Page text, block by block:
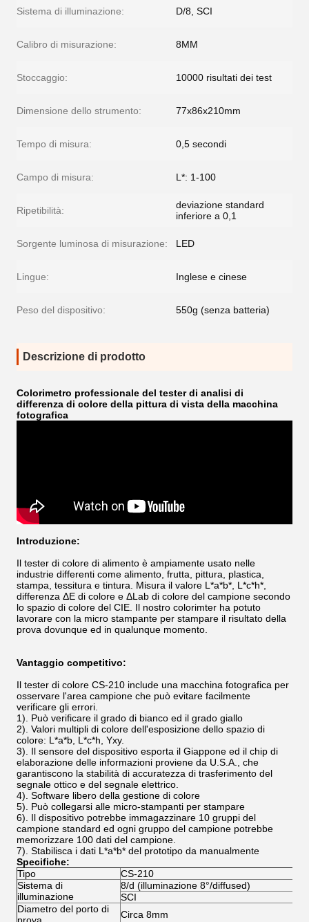
Sistema di illuminazione: D/8, SCI
Calibro di misurazione: 8MM
Stoccaggio: 10000 risultati dei test
Dimensione dello strumento: 77x86x210mm
Tempo di misura: 0,5 secondi
Campo di misura: L*: 1-100
Ripetibilità:
deviazione standard
inferiore a 0,1
Sorgente luminosa di misurazione: LED
Lingue: Inglese e cinese
Peso del dispositivo: 550g (senza batteria)
Descrizione di prodotto
Colorimetro professionale del tester di analisi di
differenza di colore della pittura di vista della macchina
fotografica
Introduzione:
Il tester di colore di alimento è ampiamente usato nelle
industrie differenti come alimento, frutta, pittura, plastica,
stampa, tessitura e tintura. Misura il valore L*a*b*, L*c*h*,
differenza ΔE di colore e ΔLab di colore del campione secondo
lo spazio di colore del CIE. Il nostro colorimter ha potuto
lavorare con la micro stampante per stampare il risultato della
prova dovunque ed in qualunque momento.
Vantaggio competitivo:
Il tester di colore CS-210 include una macchina fotografica per
osservare l'area campione che può evitare facilmente
verificare gli errori.
1). Può verificare il grado di bianco ed il grado giallo
2). Valori multipli di colore dell'esposizione dello spazio di
colore: L*a*b, L*c*h, Yxy.
3) . Il sensore del dispositivo esporta il Giappone ed il chip di
elaborazione delle informazioni proviene da U.S.A., che
garantiscono la stabilità di accuratezza di trasferimento del
segnale ottico e del segnale elettrico.
4). Software libero della gestione di colore
5).
Può collegarsi alle micro-stampanti per stampare
6). Il dispositivo potrebbe immagazzinare 10 gruppi del
campione standard ed ogni gruppo del campione potrebbe
memorizzare 100 dati del campione.
7). Stabilisca i dati L*a*b* del prototipo da manualmente
Specifiche:
Tipo
CS-210
Sistema di
illuminazione
8/d (illuminazione 8°/diffused)
SCI
Diametro del porto di
Circa 8mm